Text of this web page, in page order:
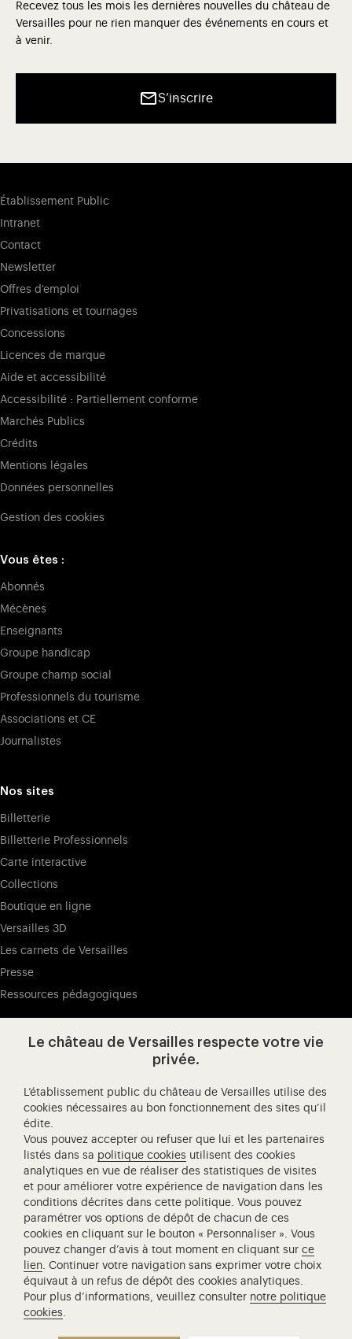
Recevez tous les mois les dernières nouvelles du château de
Versailles pour ne rien manquer des événements en cours et
à venir.
S’inscrire
Établissement Public
Intranet
Contact
Newsletter
Offres d'emploi
Privatisations et tournages
Concessions
Licences de marque
Aide et accessibilité
Accessibilité : Partiellement conforme
Marchés Publics
Crédits
Mentions légales
Données personnelles
Gestion des cookies
Vous êtes :
Abonnés
Mécènes
Enseignants
Groupe handicap
Groupe champ social
Professionnels du tourisme
Associations et CE
Journalistes
Nos sites
Billetterie
Billetterie Professionnels
Carte interactive
Collections
Boutique en ligne
Versailles 3D
Les carnets de Versailles
Presse
Ressources pédagogiques
Visitez notre Facebook (ouverture
Visitez notre X (ouverture dans un
Visitez notre Instagram
Visitez notre YouTube
Château de Versailles Spectacles
L'Opéra royal de Versailles
Centre de recherche du château de Versailles
Centre de Musique Baroque de Versailles
Réseau des Résidences Royales Européenne
Société des Amis de Versailles
Académie équestre nationale du domaine de Versailles
Campus Versailles
Le château de Versailles respecte votre vie
privée.
L’établissement public du château de Versailles utilise des
cookies nécessaires au bon fonctionnement des sites qu’il
édite.
Vous pouvez accepter ou refuser que lui et les partenaires
listés dans sa politique cookies utilisent des cookies
analytiques en vue de réaliser des statistiques de visites
et pour améliorer votre expérience de navigation dans les
conditions décrites dans cette politique. Vous pouvez
paramétrer vos options de dépôt de chacun de ces
cookies en cliquant sur le bouton « Personnaliser ». Vous
pouvez changer d’avis à tout moment en cliquant surce
lien. Continuer votre navigation sans exprimer votre choix
équivaut à un refus de dépôt des cookies analytiques.
Pour plus d’informations, veuillez consulter notre politique
cookies.